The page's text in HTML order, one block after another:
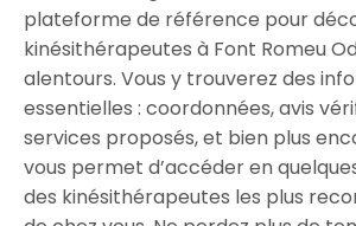
plateforme de référence pour
kinésithérapeutes à Font Romeu
alentours. Vous y trouverez des
essentielles : coordonnées, avis
services proposés, et bien plus
vous permet d’accéder en
des kinésithérapeutes les plus